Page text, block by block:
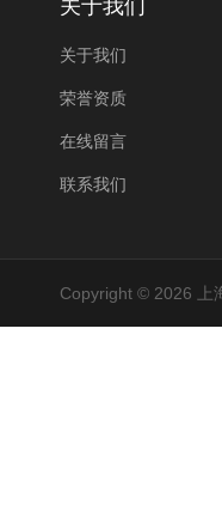
关于我们
关于我们
荣誉资质
在线留言
联系我们
Copyright © 2026 上